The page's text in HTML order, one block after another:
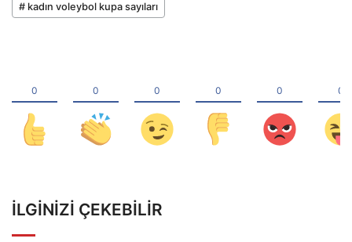
# kadın voleybol kupa sayıları
İLGINIZI ÇEKEBILIR